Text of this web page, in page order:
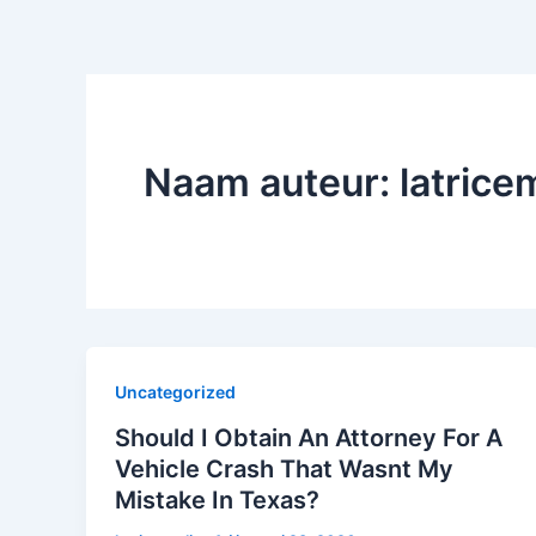
Naam auteur:
Uncategorized
Should I Obtain An Attorney For A
Vehicle Crash That Wasnt My
Mistake In Texas?